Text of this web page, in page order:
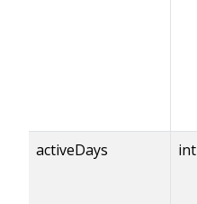
activeDays int